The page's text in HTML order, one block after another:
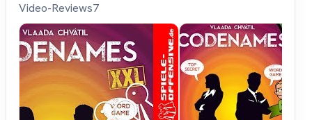
Video-Reviews7
Spiele-
Offensive.de